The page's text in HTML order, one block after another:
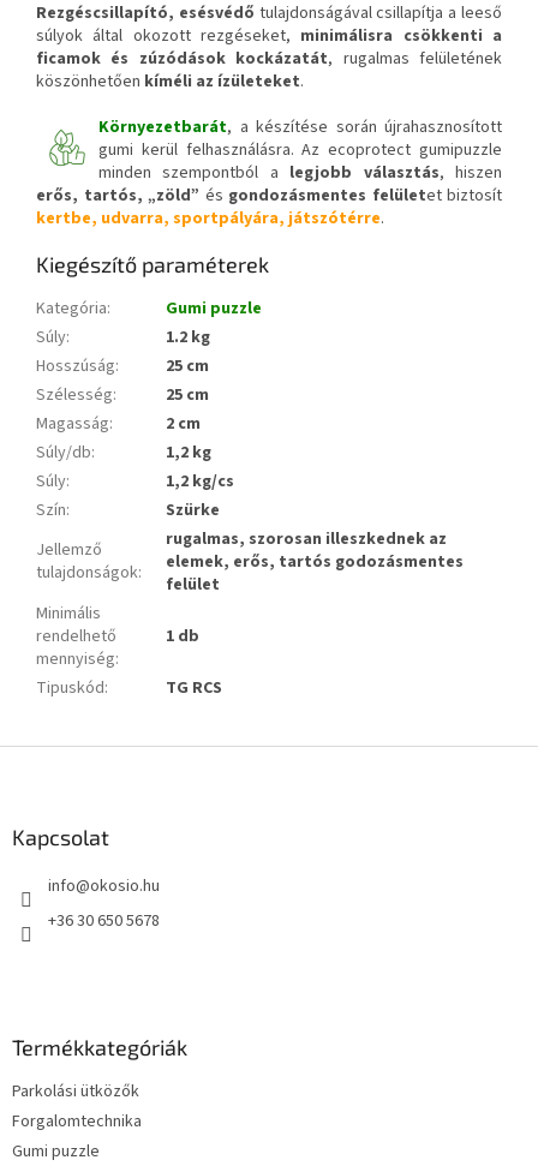
Rezgéscsillapító, esésvédő tulajdonságával csillapítja a leeső
súlyok által okozott rezgéseket, minimálisra csökkenti a
ficamok és zúzódások kockázatát, rugalmas felületének
köszönhetően kíméli az ízületeket.
Környezetbarát, a készítése során újrahasznosított
gumi kerül felhasználásra. Az ecoprotect gumipuzzle
minden szempontból a legjobb választás, hiszen
erős, tartós, „zöld” és gondozásmentes felületet biztosít
kertbe, udvarra, sportpályára, játszótérre.
Kiegészítő paraméterek
Kategória:
Gumi puzzle
Súly:
1.2 kg
Hosszúság:
25 cm
Szélesség:
25 cm
Magasság:
2 cm
Súly/db:
1,2 kg
Súly:
1,2 kg/cs
Szín:
Szürke
Jellemző
tulajdonságok:
rugalmas, szorosan illeszkednek az
elemek, erős, tartós godozásmentes
felület
Minimális
rendelhető
mennyiség:
1 db
Tipuskód: TG RCS
Kapcsolat
info@okosio.hu
+36 30 650 5678
Termékkategóriák
Parkolási ütközők
Forgalomtechnika
Gumi puzzle